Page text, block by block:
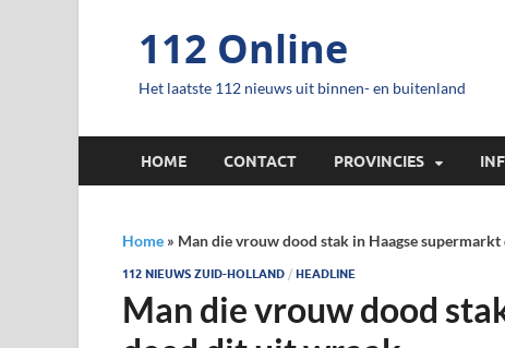
112 Online
Het laatste 112 nieuws uit binnen- en buitenland
HOME CONTACT PROVINCIES
Home » Man die vrouw dood stak in Haagse
112 NIEUWS ZUID-HOLLAND / HEADLINE
Man die vrouw dood